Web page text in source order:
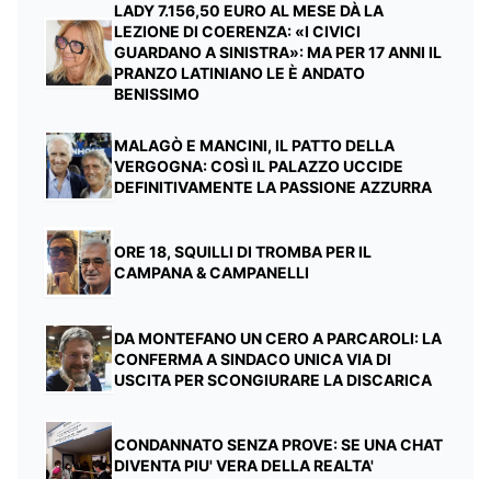
LADY 7.156,50 EURO AL MESE DÀ LA
LEZIONE DI COERENZA: «I CIVICI
GUARDANO A SINISTRA»: MA PER 17 ANNI IL
PRANZO LATINIANO LE È ANDATO
BENISSIMO
MALAGÒ E MANCINI, IL PATTO DELLA
VERGOGNA: COSÌ IL PALAZZO UCCIDE
DEFINITIVAMENTE LA PASSIONE AZZURRA
ORE 18, SQUILLI DI TROMBA PER IL
CAMPANA & CAMPANELLI
DA MONTEFANO UN CERO A PARCAROLI: LA
CONFERMA A SINDACO UNICA VIA DI
USCITA PER SCONGIURARE LA DISCARICA
CONDANNATO SENZA PROVE: SE UNA CHAT
DIVENTA PIU' VERA DELLA REALTA'